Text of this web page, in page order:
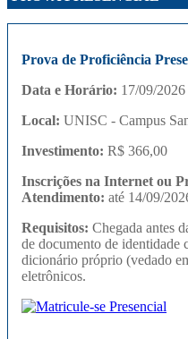
Prova de Proficiência
Data e Horário: 17/09/
Local: UNISC - Campus
Investimento: R$ 366,00
Inscrições na Internet ou
Atendimento: até 14/09/
Requisitos: Chegada antes
de documento de
dicionário próprio (vedado
eletrônicos.